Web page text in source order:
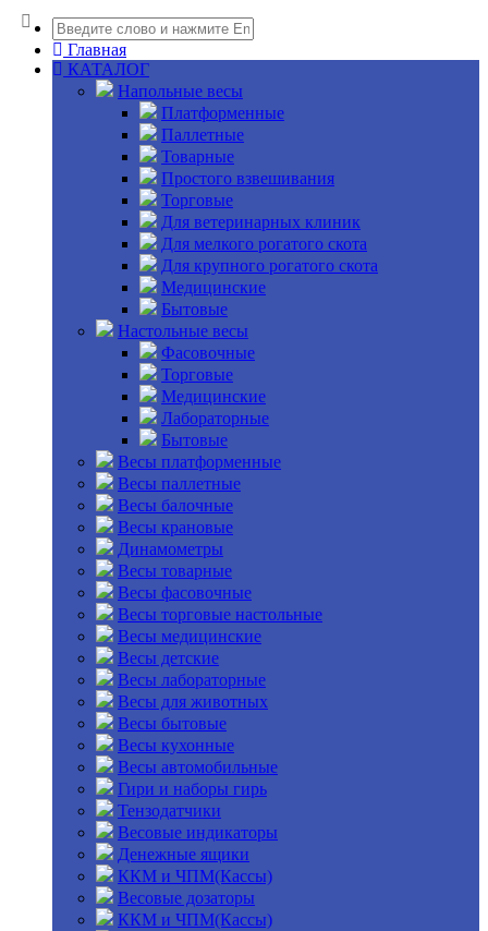
Главная
КАТАЛОГ
Напольные весы
Платформенные
Паллетные
Товарные
Простого взвешивания
Торговые
Для ветеринарных клиник
Для мелкого рогатого скота
Для крупного рогатого скота
Медицинские
Бытовые
Настольные весы
Фасовочные
Торговые
Медицинские
Лабораторные
Бытовые
Весы платформенные
Весы паллетные
Весы балочные
Весы крановые
Динамометры
Весы товарные
Весы фасовочные
Весы торговые настольные
Весы медицинские
Весы детские
Весы лабораторные
Весы для животных
Весы бытовые
Весы кухонные
Весы автомобильные
Гири и наборы гирь
Тензодатчики
Весовые индикаторы
Денежные ящики
ККМ и ЧПМ(Кассы)
Весовые дозаторы
ККМ и ЧПМ(Кассы)